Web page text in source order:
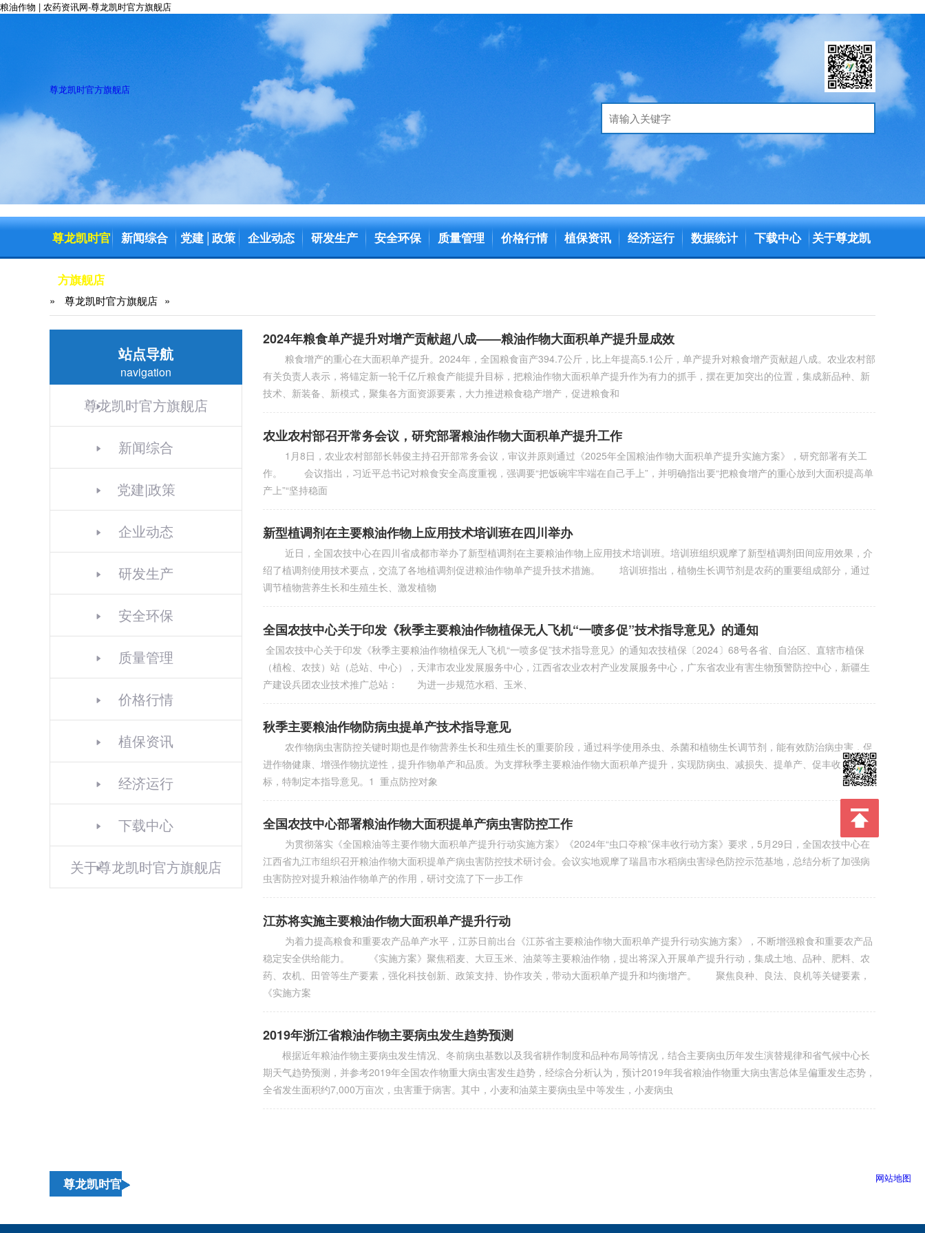
粮油作物 | 农药资讯网-尊龙凯时官方旗舰店
尊龙凯时官方旗舰店
尊龙凯时官
方旗舰店
新闻综合 党建 政策 企业动态 研发生产 安全环保 质量管理 价格行情 植保资讯 经济运行 数据统计 下载中心 关于尊龙凯
店
» 尊龙凯时官方旗舰店 »
站点导航
navigation
尊龙凯时官方旗舰店
新闻综合
党建|政策
企业动态
研发生产
安全环保
质量管理
价格行情
植保资讯
经济运行
下载中心
关于尊龙凯时官方旗舰店
2024年粮食单产提升对增产贡献超八成——粮油作物大面积单产提升显成效
粮食增产的重心在大面积单产提升。2024年，全国粮食亩产394.7公斤，比上年提高5.1公斤，单产提升对粮食增产贡献超八成。农业农村部
有关负责人表示，将锚定新一轮千亿斤粮食产能提升目标，把粮油作物大面积单产提升作为有力的抓手，摆在更加突出的位置，集成新品种、新
技术、新装备、新模式，聚集各方面资源要素，大力推进粮食稳产增产，促进粮食和
农业农村部召开常务会议，研究部署粮油作物大面积单产提升工作
1月8日，农业农村部部长韩俊主持召开部常务会议，审议并原则通过《2025年全国粮油作物大面积单产提升实施方案》，研究部署有关工
作。 会议指出，习近平总书记对粮食安全高度重视，强调要“把饭碗牢牢端在自己手上”，并明确指出要“把粮食增产的重心放到大面积提高单
产上”“坚持稳面
新型植调剂在主要粮油作物上应用技术培训班在四川举办
近日，全国农技中心在四川省成都市举办了新型植调剂在主要粮油作物上应用技术培训班。培训班组织观摩了新型植调剂田间应用效果，介
绍了植调剂使用技术要点，交流了各地植调剂促进粮油作物单产提升技术措施。 培训班指出，植物生长调节剂是农药的重要组成部分，通过
调节植物营养生长和生殖生长、激发植物
全国农技中心关于印发《秋季主要粮油作物植保无人飞机“一喷多促”技术指导意见》的通知
全国农技中心关于印发《秋季主要粮油作物植保无人飞机“一喷多促”技术指导意见》的通知农技植保〔2024〕68号各省、自治区、直辖市植保
（植检、农技）站（总站、中心），天津市农业发展服务中心，江西省农业农村产业发展服务中心，广东省农业有害生物预警防控中心，新疆生
产建设兵团农业技术推广总站： 为进一步规范水稻、玉米、
秋季主要粮油作物防病虫提单产技术指导意见
农作物病虫害防控关键时期也是作物营养生长和生殖生长的重要阶段，通过科学使用杀虫、杀菌和植物生长调节剂，能有效防治病虫害，促
进作物健康、增强作物抗逆性，提升作物单产和品质。为支撑秋季主要粮油作物大面积单产提升，实现防病虫、减损失、提单产、促丰收的目
标，特制定本指导意见。1 重点防控对象
全国农技中心部署粮油作物大面积提单产病虫害防控工作
为贯彻落实《全国粮油等主要作物大面积单产提升行动实施方案》《2024年“虫口夺粮”保丰收行动方案》要求，5月29日，全国农技中心在
江西省九江市组织召开粮油作物大面积提单产病虫害防控技术研讨会。会议实地观摩了瑞昌市水稻病虫害绿色防控示范基地，总结分析了加强病
虫害防控对提升粮油作物单产的作用，研讨交流了下一步工作
江苏将实施主要粮油作物大面积单产提升行动
为着力提高粮食和重要农产品单产水平，江苏日前出台《江苏省主要粮油作物大面积单产提升行动实施方案》，不断增强粮食和重要农产品
稳定安全供给能力。 《实施方案》聚焦稻麦、大豆玉米、油菜等主要粮油作物，提出将深入开展单产提升行动，集成土地、品种、肥料、农
药、农机、田管等生产要素，强化科技创新、政策支持、协作攻关，带动大面积单产提升和均衡增产。 聚焦良种、良法、良机等关键要素，
《实施方案
2019年浙江省粮油作物主要病虫发生趋势预测
根据近年粮油作物主要病虫发生情况、冬前病虫基数以及我省耕作制度和品种布局等情况，结合主要病虫历年发生演替规律和省气候中心长
期天气趋势预测，并参考2019年全国农作物重大病虫害发生趋势，经综合分析认为，预计2019年我省粮油作物重大病虫害总体呈偏重发生态势，
全省发生面积约7,000万亩次，虫害重于病害。其中，小麦和油菜主要病虫呈中等发生，小麦病虫
尊龙凯时官
网站地图